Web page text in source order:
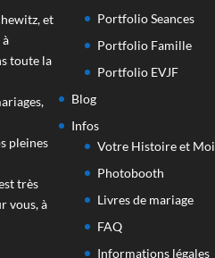
et
toute la
pleines
très
vous, à
Portfolio Seances
Portfolio Famille
Portfolio EVJF
Blog
Infos
Votre Histoire et Moi
Photobooth
Livres de mariage
FAQ
Informations légales